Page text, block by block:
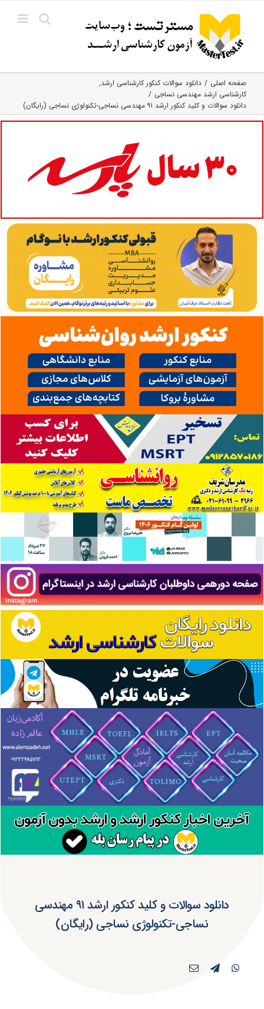
content
صفحه اصلی
دانلود سوالات کنکور کارشناسی ارشد
کارشناسی ارشد مهندسی نساجی
دانلود سوالات و کلید کنکور ارشد ۹۱ مهندسی نساجی-تکنولوژی نساجی (رایگان)
دانلود سوالات و کلید کنکور ارشد ۹۱ مهندسی
نساجی-تکنولوژی نساجی (رایگان)